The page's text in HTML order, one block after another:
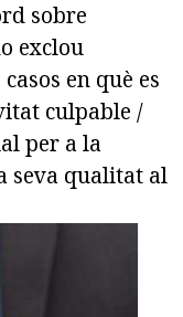
sobre
exclou
en què es
culpable /
per a la
seva qualitat al